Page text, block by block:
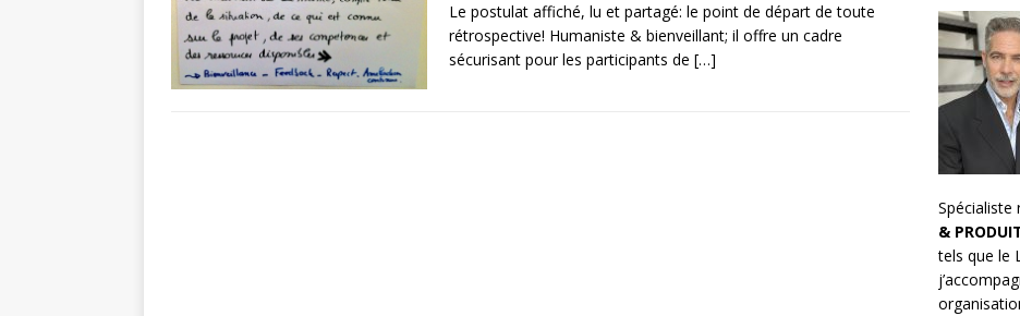
Le postulat affiché, lu et partagé: le point de départ de toute
rétrospective! Humaniste & bienveillant; il offre un cadre
sécurisant pour les participants de […]
Spécialiste
&
tels que le